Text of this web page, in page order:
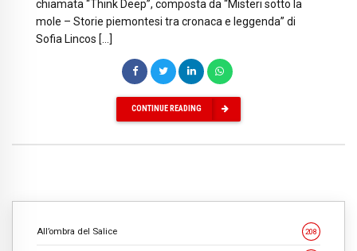
chiamata “Think Deep”, composta da “Misteri sotto la
mole – Storie piemontesi tra cronaca e leggenda” di
Sofia Lincos […]
CONTINUE READING
All’ombra del Salice 208